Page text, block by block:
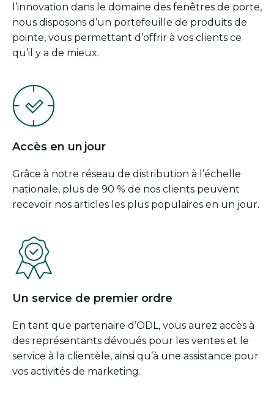
l’innovation dans le domaine des fenêtres de porte,
nous disposons d’un portefeuille de produits de
pointe, vous permettant d’offrir à vos clients ce
qu’il y a de mieux.
Accès en un jour
Grâce à notre réseau de distribution à l’échelle
nationale, plus de 90 % de nos clients peuvent
recevoir nos articles les plus populaires en un jour.
Un service de premier ordre
En tant que partenaire d’ODL, vous aurez accès à
des représentants dévoués pour les ventes et le
service à la clientèle, ainsi qu’à une assistance pour
vos activités de marketing.